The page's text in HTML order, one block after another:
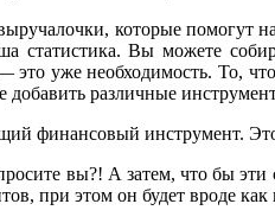
которые
Вы можете
уже необходимость. То, что
различные
финансовый инструмент.
вы?! А затем, что бы
при этом он будет вроде